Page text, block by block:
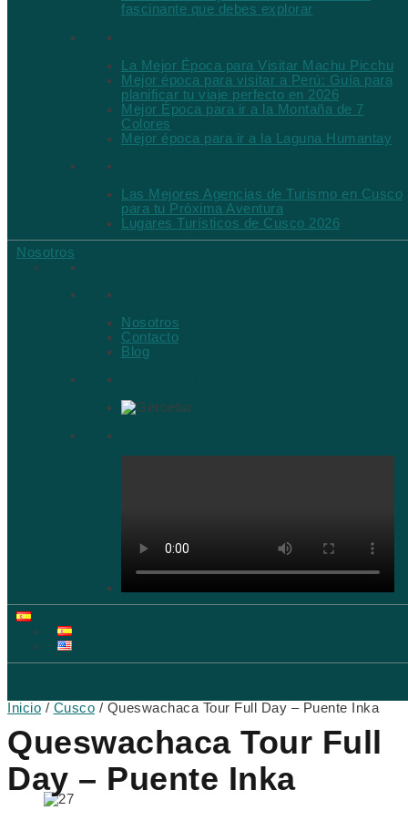
fascinante que debes explorar
La Mejor Época para Visitar Machu Picchu
Mejor época para visitar a Perú: Guía para
planificar tu viaje perfecto en 2026
Mejor Época para ir a la Montaña de 7
Colores
Mejor época para ir a la Laguna Humantay
Las Mejores Agencias de Turismo en Cusco
para tu Próxima Aventura
Lugares Turísticos de Cusco 2026
Nosotros
Nosotros
Contacto
Blog
Inicio / Cusco / Queswachaca Tour Full Day – Puente Inka
Queswachaca Tour Full
Day – Puente Inka